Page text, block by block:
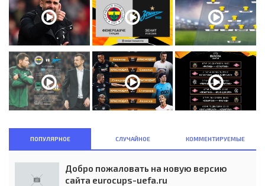
ПОПУЛЯРНОЕ СЛУЧАЙНОЕ КОММЕНТИРУЕМЫЕ
Добро пожаловать на новую версию
сайта eurocups-uefa.ru